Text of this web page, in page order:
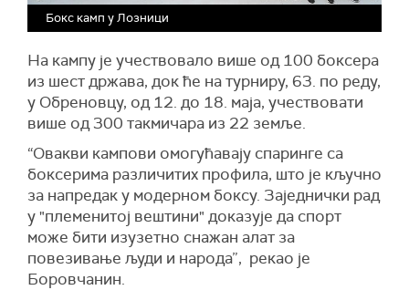
Бокс камп у Лозници
На кампу је учествовало више од 100 боксера
из шест држава, док ће на турниру, 63. по реду,
у Обреновцу, од 12. до 18. маја, учествовати
више од 300 такмичара из 22 земље.
“Овакви кампови омогућавају спаринге са
боксерима различитих профила, што је кључно
за напредак у модерном боксу. Заједнички рад
у "племенитој вештини" доказује да спорт
може бити изузетно снажан алат за
повезивање људи и народа”, рекао је
Боровчанин.